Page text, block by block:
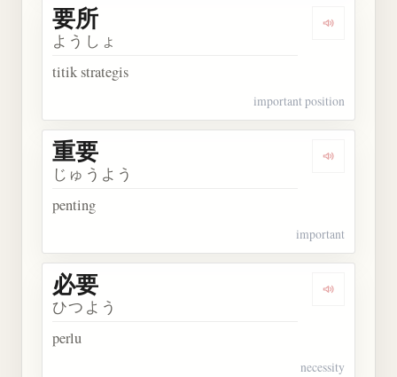
Dengarkan
要所
ようしょ
titik strategis
important position
Dengarkan
重要
じゅうよう
penting
important
Dengarkan
必要
ひつよう
perlu
necessity